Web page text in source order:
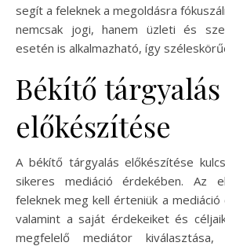
segít a feleknek a megoldásra
nemcsak jogi, hanem üzleti és
esetén is alkalmazható, így
Békítő tárgyalás
előkészítése
A békítő tárgyalás előkészítése
sikeres mediáció érdekében. Az
feleknek meg kell érteniük a
valamint a saját érdekeiket és
megfelelő mediátor